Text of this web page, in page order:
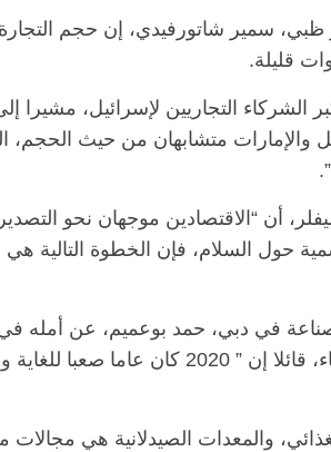
سمير شاتورفيدي، إن حجم التجارة
التجاريين لإسرائيل، مشيرا
والإمارات متشابهان من حيث الحجم،
ليفلر، أن “الاقتصادين موجهان نحو
حول السلام، فإن الخطوة التالية
في دبي، حمد بوعميم، عن أمله
التطبيع بين البلدين فرصا جديدة في عالم ما بعد الوباء، قائلا إن ”
والمعدات الصيدلانية هي مجالات
الرئيسية مصر ناس وناس
الخصخصة الذي دافع عن المال
(بروفايل)
21 فبراير، 2026